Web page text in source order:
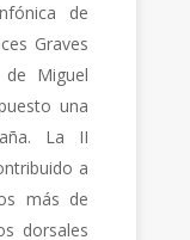
de
Graves
Miguel
una
La II
a
más de
dorsales